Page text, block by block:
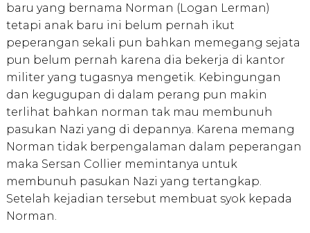
baru yang bernama Norman (Logan Lerman)
tetapi anak baru ini belum pernah ikut
peperangan sekali pun bahkan memegang sejata
pun belum pernah karena dia bekerja di kantor
militer yang tugasnya mengetik. Kebingungan
dan kegugupan di dalam perang pun makin
terlihat bahkan norman tak mau membunuh
pasukan Nazi yang di depannya. Karena memang
Norman tidak berpengalaman dalam peperangan
maka Sersan Collier memintanya untuk
membunuh pasukan Nazi yang tertangkap.
Setelah kejadian tersebut membuat syok kepada
Norman.